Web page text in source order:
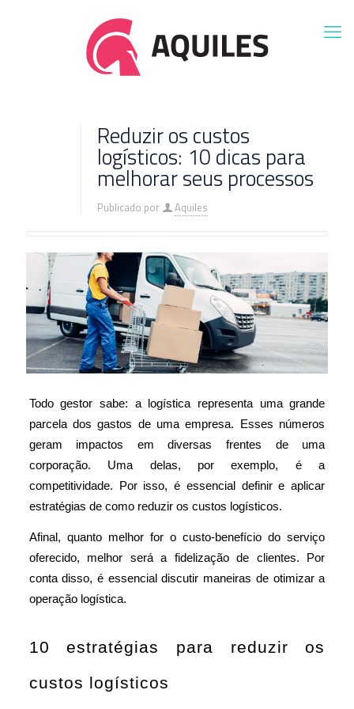
Reduzir os custos
logísticos: 10 dicas para
melhorar seus processos
Publicado por Aquiles
Todo gestor sabe: a logística representa uma grande
parcela dos gastos de uma empresa. Esses números
geram impactos em diversas frentes de uma
corporação. Uma delas, por exemplo, é a
competitividade. Por isso, é essencial definir e aplicar
estratégias de como reduzir os custos logísticos.
Afinal, quanto melhor for o custo-benefício do serviço
oferecido, melhor será a fidelização de clientes. Por
conta disso, é essencial discutir maneiras de otimizar a
operação logística.
10 estratégias para reduzir os
custos logísticos